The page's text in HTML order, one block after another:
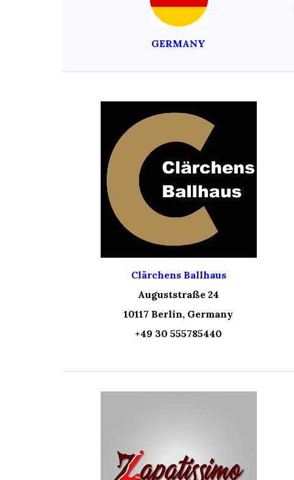
GERMANY
Clärchens Ballhaus
Auguststraße 24
10117 Berlin, Germany
+49 30 555785440